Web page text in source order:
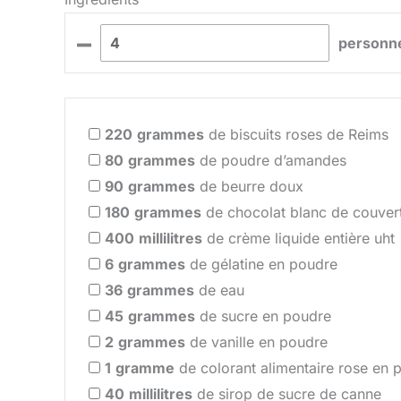
–
220 grammes de biscuits roses de Reims
80 grammes de poudre d’amandes
90 grammes de beurre doux
180 grammes de chocolat blanc de
400 millilitres de crème liquide entière uht
6 grammes de gélatine en poudre
36 grammes de eau
45 grammes de sucre en poudre
2 grammes de vanille en poudre
1 gramme de colorant alimentaire rose en
40 millilitres de sirop de sucre de canne